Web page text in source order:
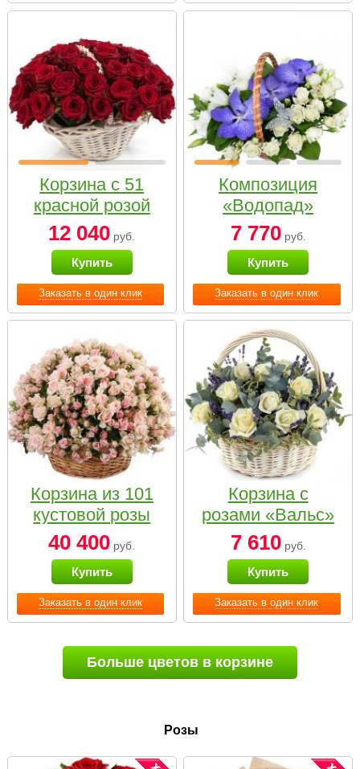
Заказать в один клик
Корзина с 51
красной розой
12 040 руб.
Купить
Заказать в один клик
Композиция
«Водопад»
7 770руб.
Купить
Заказать в один клик
Корзина из 101
кустовой розы
нежных тонов
40 400 руб.
Купить
Заказать в один клик
Корзина с
розами «Вальс»
7 610руб.
Купить
Больше цветов в корзине
Розы